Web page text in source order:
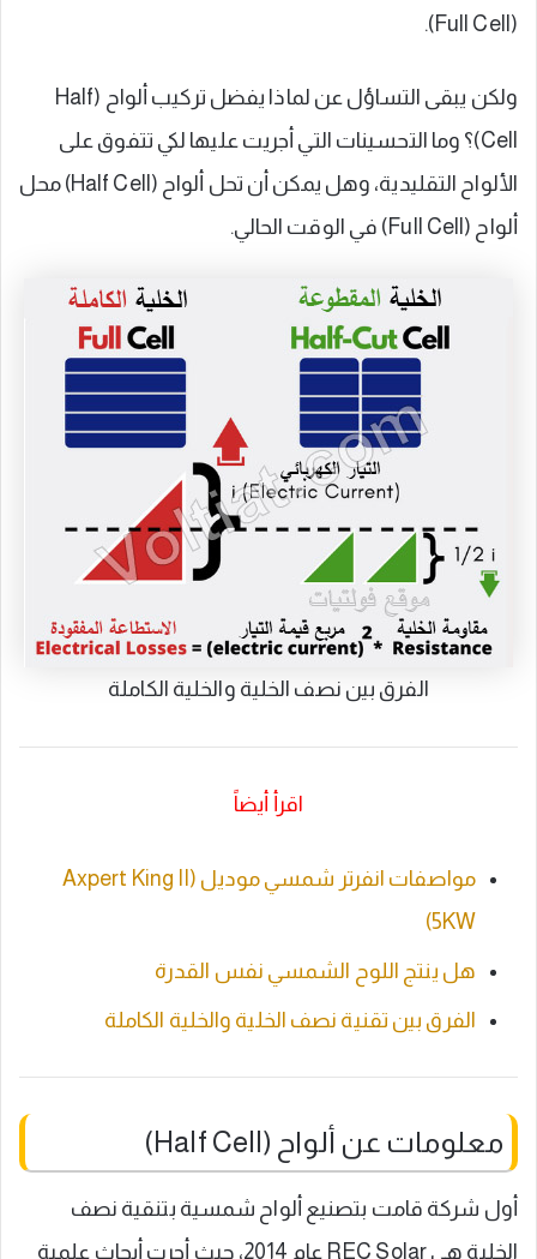
(Full Cell).
ولكن يبقى التساؤل عن لماذا يفضل تركيب ألواح (Half
Cell)؟ وما التحسينات التي أجريت عليها لكي تتفوق على
الألواح التقليدية، وهل يمكن أن تحل ألواح (Half Cell) محل
ألواح (Full Cell) في الوقت الحالي.
الفرق بين نصف الخلية والخلية الكاملة
اقرأ أيضاً
مواصفات انفرتر شمسي موديل (Axpert King II
5KW)
هل ينتج اللوح الشمسي نفس القدرة
الفرق بين تقنية نصف الخلية والخلية الكاملة
معلومات عن ألواح (Half Cell)
أول شركة قامت بتصنيع ألواح شمسية بتنقية نصف
الخلية هي REC Solar عام 2014، حيث أجرت أبحاث علمية